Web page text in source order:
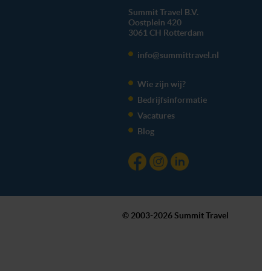
Summit Travel B.V.
Oostplein 420
3061 CH Rotterdam
info@summittravel.nl
Wie zijn wij?
Bedrijfsinformatie
Vacatures
Blog
© 2003-2026 Summit Travel